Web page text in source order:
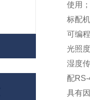
使用
标配
可编
光照
湿度
配
具有